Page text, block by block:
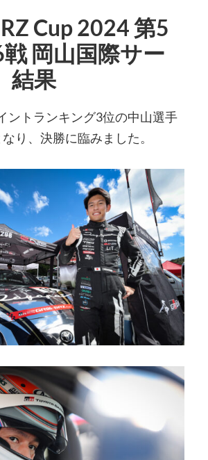
Cup 2024 第5
岡山国際サー
果
ントランキング3位の中山選手
り、決勝に臨みました。